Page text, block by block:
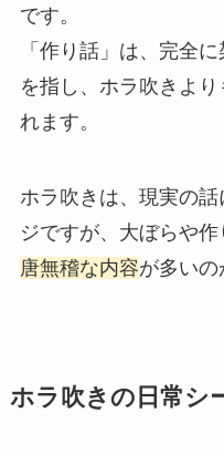
です。
「作り話」は、完全
を指し、ホラ吹きよ
れます。
ホラ吹きは、現実の
ジですが、大ぼらや作
唐無稽な内容が多いの
ホラ吹きの日常シ